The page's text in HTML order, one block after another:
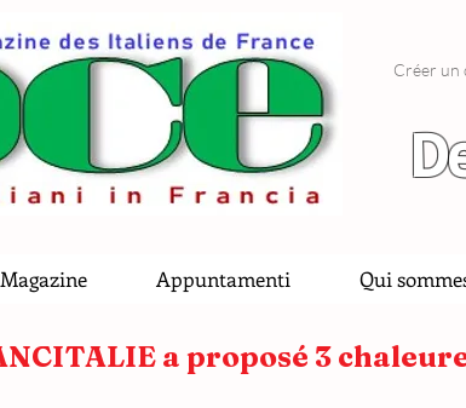
Créer un
Appuntamenti Qui
a proposé 3